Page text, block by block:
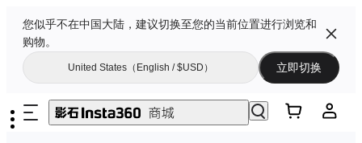
您似乎不在中国大陆，建议切换至您的当前位置进行浏览和
购物。
United States（English / $USD） 立即切换